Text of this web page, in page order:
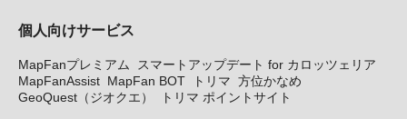
個人向けサービス
MapFanプレミアム
スマートアップデート for カロッツェリア
MapFanAssist MapFan BOT トリマ 方位かなめ
GeoQuest（ジオクエ）
トリマ ポイントサイト